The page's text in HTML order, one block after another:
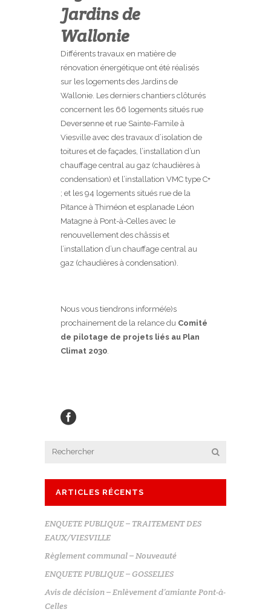
Jardins de
Wallonie
Différents travaux en matière de
rénovation énergétique ont été réalisés
sur les logements des Jardins de
Wallonie. Les derniers chantiers clôturés
concernent les 66 logements situés rue
Deversenne et rue Sainte-Famile à
Viesville avec des travaux d’isolation de
toitures et de façades, l’installation d’un
chauffage central au gaz (chaudières à
condensation) et l’installation VMC type C+
; et les 94 logements situés rue de la
Pitance à Thiméon et esplanade Léon
Matagne à Pont-à-Celles avec le
renouvellement des châssis et
l’installation d’un chauffage central au
gaz (chaudières à condensation).
Nous vous tiendrons informé(e)s
prochainement de la relance du Comité
de pilotage de projets liés au Plan
Climat 2030.
ARTICLES RÉCENTS
ENQUETE PUBLIQUE – TRAITEMENT DES
EAUX/VIESVILLE
Règlement communal – Nouveauté
ENQUETE PUBLIQUE – GOSSELIES
Avis de décision – Enlèvement d’amiante Pont-à-
Celles